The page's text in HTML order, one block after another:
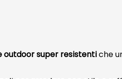
outdoor super resistentiche